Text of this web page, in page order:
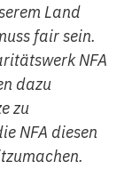
Land
fair sein.
NFA
dazu
zu
NFA diesen